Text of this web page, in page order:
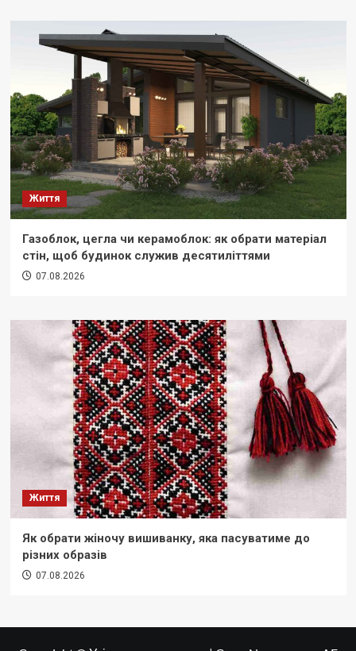
Життя
Газоблок, цегла чи керамоблок: як обрати матеріал
стін, щоб будинок служив десятиліттями
07.08.2026
Життя
Як обрати жіночу вишиванку, яка пасуватиме до
різних образів
07.08.2026